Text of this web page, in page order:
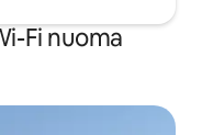
Fi nuoma